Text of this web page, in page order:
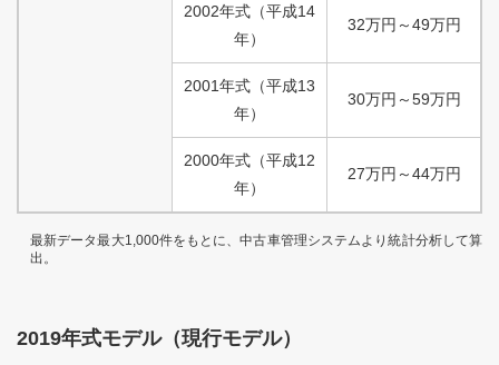
2002年式 （平成14
年）
32万円 ～49万円
2001年式 （平成13
年）
30万円 ～59万円
2000年式 （平成12
年）
27万円 ～44万円
最新データ最大1,000件をもとに、中古車管理システムより統計分析して算
出。
2019年式モデル（現行モデル）